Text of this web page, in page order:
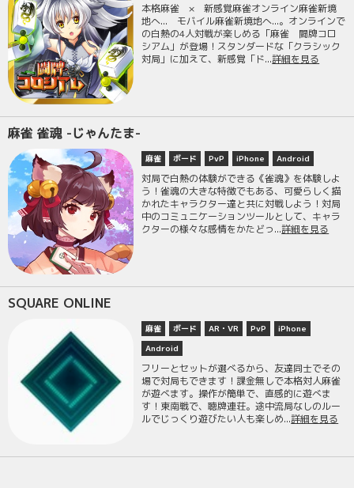
本格麻雀 × 新感覚麻雀オンライン麻雀新境
地へ... モバイル麻雀新境地へ...。オンラインで
の白熱の4人対戦が楽しめる「麻雀 闘牌コロ
シアム」が登場！スタンダードな「クラシック
対局」に加えて、新感覚「ド...詳細を見る
麻雀 雀魂 -じゃんたま-
麻雀 ボード PvP iPhone Android
対局で白熱の体験ができる《雀魂》を体験しよ
う！雀魂の大きな特徴でもある、可愛らしく描
かれたキャラクター達と共に対戦しよう！対局
中のコミュニケーションツールとして、キャラ
クターの様々な感情をかたどっ...詳細を見る
SQUARE ONLINE
麻雀 ボード AR・VR PvP
iPhone
Android
フリーとセットが選べるから、友達同士でその
場で対局もできます！課金無しで本格対人麻雀
が遊べます。操作が簡単で、直感的に遊べま
す！東南戦で、聴牌連荘。途中流局なしのルー
ルでじっくり遊びたい人も楽しめ...詳細を見る